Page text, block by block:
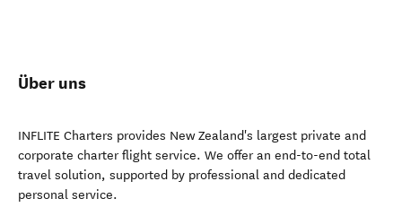
Über uns
INFLITE Charters provides New Zealand's largest private and
corporate charter flight service. We offer an end-to-end total
travel solution, supported by professional and dedicated
personal service.